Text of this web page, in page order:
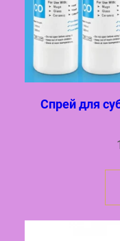
Спрей для